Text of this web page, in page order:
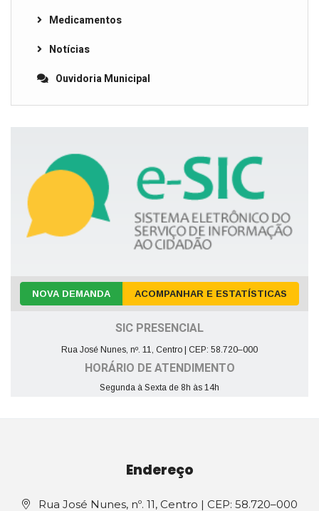
Medicamentos
Notícias
Ouvidoria Municipal
NOVA DEMANDA ACOMPANHAR E ESTATÍSTICAS
SIC PRESENCIAL
Rua José Nunes, nº. 11, Centro | CEP: 58.720–000
HORÁRIO DE ATENDIMENTO
Segunda à Sexta de 8h às 14h
Endereço
Rua José Nunes, nº. 11, Centro | CEP: 58.720–000